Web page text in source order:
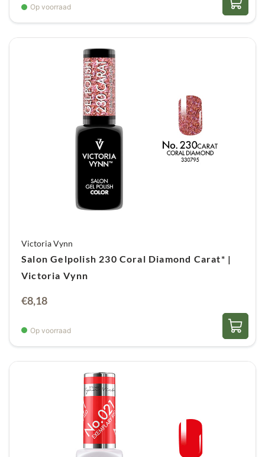
Op voorraad
Victoria Vynn
Salon Gelpolish 230 Coral Diamond Carat* |
Victoria Vynn
€8,18
Op voorraad